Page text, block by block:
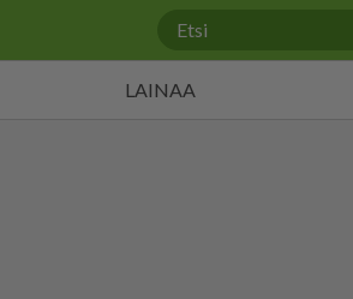
LAINAA